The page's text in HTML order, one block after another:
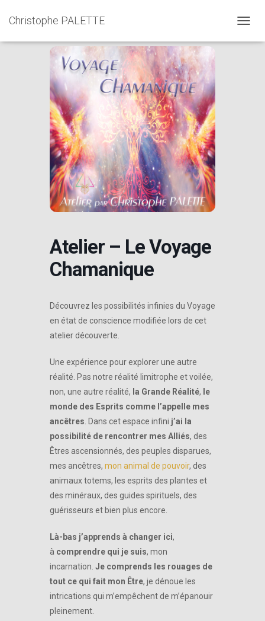
Christophe PALETTE
Ateliers
Atelier – Le Voyage Chamanique
Atelier – Le Voyage
Chamanique
Découvrez les possibilités infinies du Voyage
en état de conscience modifiée lors de cet
atelier découverte.
Une expérience pour explorer une autre
réalité. Pas notre réalité limitrophe et voilée,
non, une autre réalité, la Grande Réalité, le
monde des Esprits comme l’appelle mes
ancêtres . Dans cet espace infini j’ai la
possibilité de rencontrer mes Alliés, des
Êtres ascensionnés, des peuples disparues,
mes ancêtres, mon animal de pouvoir, des
animaux totems, les esprits des plantes et
des minéraux, des guides spirituels, des
guérisseurs et bien plus encore.
Là-bas j’apprends à changer ici,
à comprendre qui je suis, mon
incarnation. Je comprends les rouages de
tout ce qui fait mon Être, je dénoue les
intrications qui m’empêchent de m’épanouir
pleinement.